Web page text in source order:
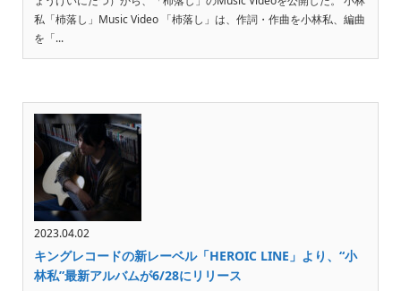
私「杮落し」Music Video 「杮落し」は、作詞・作曲を小林私、編曲
を「...
2023.04.02
キングレコードの新レーベル「HEROIC LINE」より、“小
林私”最新アルバムが6/28にリリース